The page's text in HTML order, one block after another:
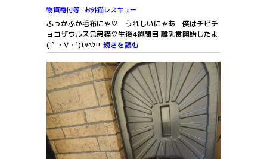
物資寄付等 お外猫レスキュー
ふっかふか毛布にゃ♡ うれしいにゃあ 僕はチビチ
ョコザウルス兄弟猫♡生後4週間目 離乳食開始したよ
(｀・∀・´)ｴｯﾍﾝ!! 続きを読む